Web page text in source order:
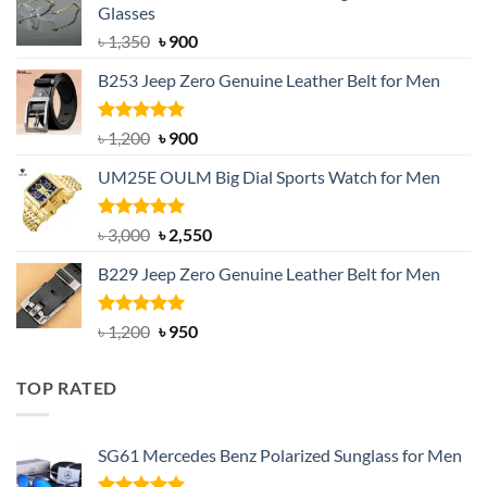
Glasses
৳1,350 Original
was:
৳ 1,350.
৳900Current
is:
B253 Jeep Zero Genuine Leather Belt for Men
Rated5.00
out of 5
৳1,200 Original
was:
৳ 1,200.
৳900Current
is:
UM25E OULM Big Dial Sports Watch for Men
Rated5.00
out of 5
৳3,000 Original
was:
৳ 3,000.
৳2,550Current
is:
B229 Jeep Zero Genuine Leather Belt for Men
Rated4.92
out of 5
৳1,200 Original
৳950Current
TOP RATED
SG61 Mercedes Benz Polarized Sunglass for Men